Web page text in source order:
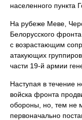
населенного пункта
На рубеже Меве,
Белорусского
с возрастающим
атакующих
части 19-й армии
Наступая в течение
войска фронта
обороны, но, тем не
первоначально